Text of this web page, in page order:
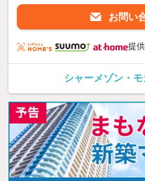
お問い
提供
シャーメゾン・